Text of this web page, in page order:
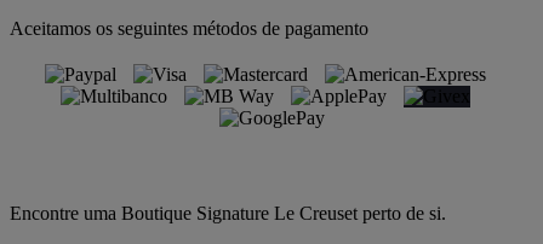
Aceitamos os seguintes métodos de pagamento
Encontre uma Boutique Signature Le Creuset perto de si.